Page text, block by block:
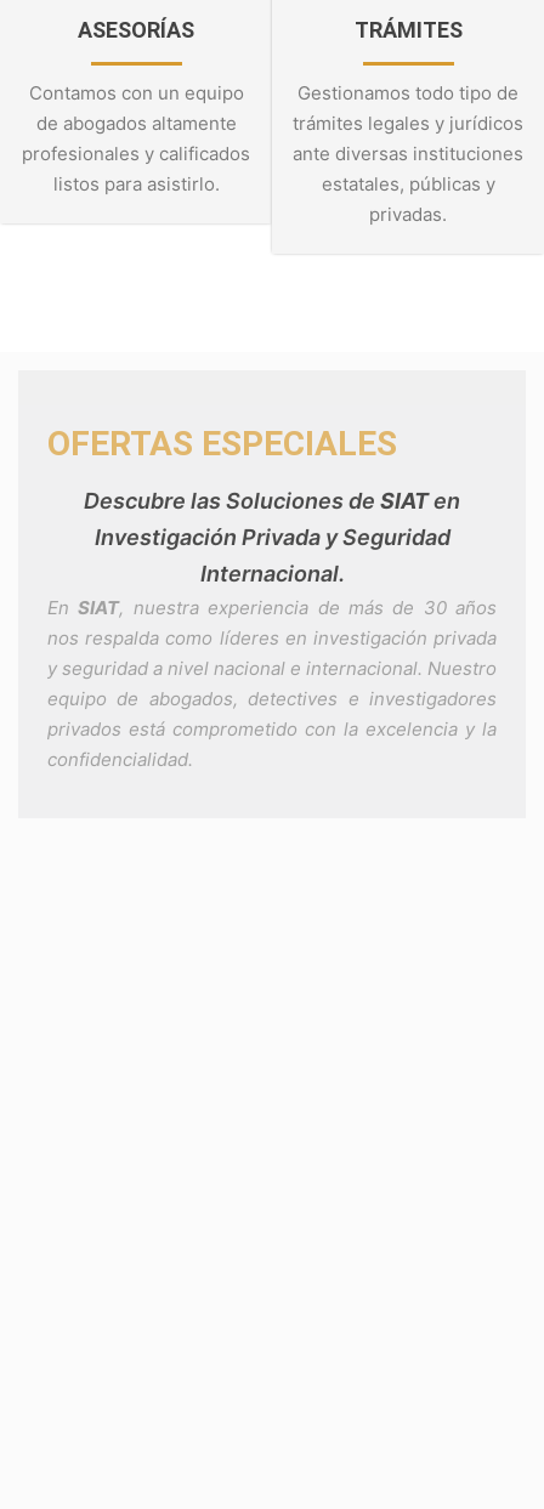
ASESORÍAS
Contamos con un equipo
de abogados altamente
profesionales y calificados
listos para asistirlo.
TRÁMITES
Gestionamos todo tipo de
trámites legales y jurídicos
ante diversas instituciones
estatales, públicas y
privadas.
OFERTAS ESPECIALES
Descubre las Soluciones de SIATen
Investigación Privada y Seguridad
Internacional.
EnSIAT, nuestra experiencia de más de 30 años
nos respalda como líderes en investigación privada
y seguridad a nivel nacional e internacional. Nuestro
equipo de abogados, detectives e investigadores
privados está comprometido con la excelencia y la
confidencialidad.